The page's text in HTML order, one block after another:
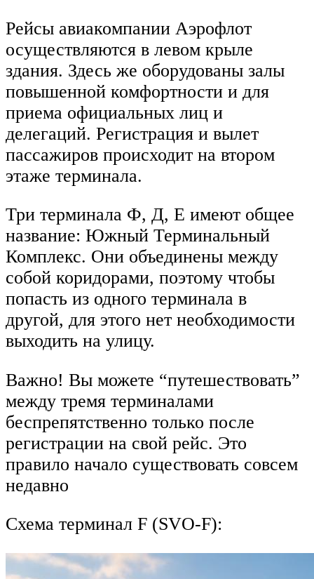
Рейсы авиакомпании Аэрофлот
осуществляются в левом крыле
здания. Здесь же оборудованы залы
повышенной комфортности и для
приема официальных лиц и
делегаций. Регистрация и вылет
пассажиров происходит на втором
этаже терминала.
Три терминала Ф, Д, Е имеют общее
название: Южный Терминальный
Комплекс. Они объединены между
собой коридорами, поэтому чтобы
попасть из одного терминала в
другой, для этого нет необходимости
выходить на улицу.
Важно! Вы можете “путешествовать”
между тремя терминалами
беспрепятственно только после
регистрации на свой рейс. Это
правило начало существовать совсем
недавно
Схема терминал F (SVO-F):